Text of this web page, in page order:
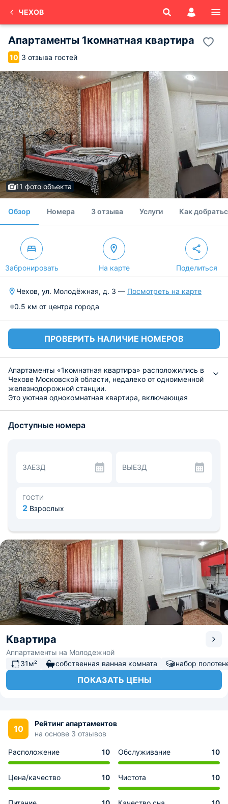
ЧЕХОВ
Апартаменты 1комнатная квартира
10 3 отзыва гостей
11 фото объекта
Обзор Номера 3 отзыва Услуги Как
Забронировать На карте Поделиться
Чехов, ул. Молодёжная, д. 3 — Посмотреть на карте
0.5 км от центра города
ПРОВЕРИТЬ НАЛИЧИЕ НОМЕРОВ
Апартаменты «1комнатная квартира» расположились в
Чехове Московской области, недалеко от одноименной
железнодорожной станции.
Это уютная однокомнатная квартира, включающая
санузел, где стоит стиральная машина. Предусмотрен
духовым шкафом, электрический чайник, холодильник,
посуда и микроволновая печь. Рядом с домом работают
большого времени прогуляться до Городского парка
культуры и отдыха, Набережной реки Теребенка, Музея
аэропорта Домодедово — 55 км.
Доступные номера
ЗАЕЗД ВЫЕЗД
ГОСТИ
2 Взрослых
Квартира
Аппартаменты на Молодежной
31м²
собственная ванная комната набор
ПОКАЗАТЬ ЦЕНЫ
10
Рейтинг апартаментов
на основе 3 отзывов
Расположение 10 Обслуживание 10
Цена/качество 10 Чистота 10